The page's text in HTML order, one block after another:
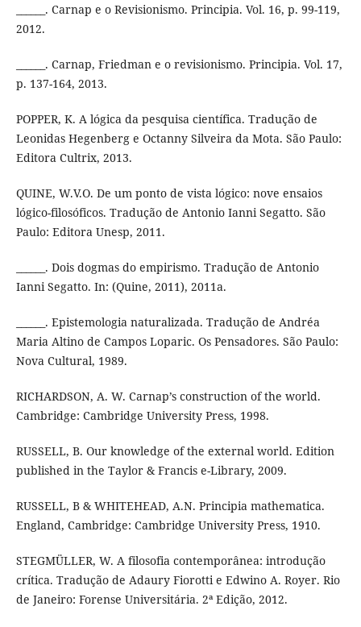
______. Carnap e o Revisionismo. Principia. Vol. 16, p. 99-119,
2012.
______. Carnap, Friedman e o revisionismo. Principia. Vol. 17,
p. 137-164, 2013.
POPPER, K. A lógica da pesquisa científica. Tradução de
Leonidas Hegenberg e Octanny Silveira da Mota. São Paulo:
Editora Cultrix, 2013.
QUINE, W.V.O. De um ponto de vista lógico: nove ensaios
lógico-filosóficos. Tradução de Antonio Ianni Segatto. São
Paulo: Editora Unesp, 2011.
______. Dois dogmas do empirismo. Tradução de Antonio
Ianni Segatto. In: (Quine, 2011), 2011a.
______. Epistemologia naturalizada. Tradução de Andréa
Maria Altino de Campos Loparic. Os Pensadores. São Paulo:
Nova Cultural, 1989.
RICHARDSON, A. W. Carnap’s construction of the world.
Cambridge: Cambridge University Press, 1998.
RUSSELL, B. Our knowledge of the external world. Edition
published in the Taylor & Francis e-Library, 2009.
RUSSELL, B & WHITEHEAD, A.N. Principia mathematica.
England, Cambridge: Cambridge University Press, 1910.
STEGMÜLLER, W. A filosofia contemporânea: introdução
crítica. Tradução de Adaury Fiorotti e Edwino A. Royer. Rio
de Janeiro: Forense Universitária. 2ª Edição, 2012.